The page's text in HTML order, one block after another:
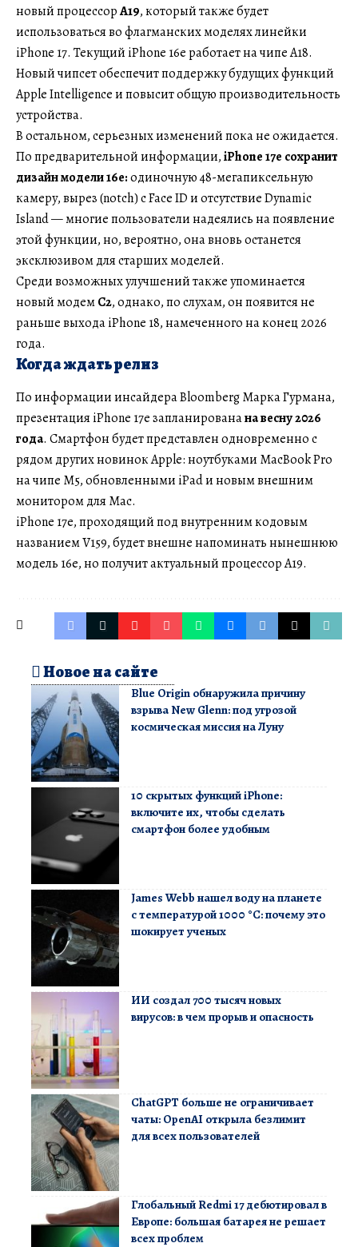
новый процессорA19, который также будет
использоваться во флагманских моделях линейки
iPhone 17. Текущий iPhone 16e работает на чипе A18.
Новый чипсет обеспечит поддержку будущих функций
Apple Intelligence и повысит общую производительность
устройства.
В остальном, серьезных изменений пока не ожидается.
По предварительной информации,iPhone 17e сохранит
дизайн модели 16e:одиночную 48-мегапиксельную
камеру, вырез (notch) с Face ID и отсутствие Dynamic
Island — многие пользователи надеялись на появление
этой функции, но, вероятно, она вновь останется
эксклюзивом для старших моделей.
Среди возможных улучшений также упоминается
новый модемC2, однако, по слухам, он появится не
раньше выхода iPhone 18, намеченного на конец 2026
года.
Когда ждать релиз
По информации инсайдера Bloomberg Марка Гурмана,
презентация iPhone 17e запланированана весну 2026
года. Смартфон будет представлен одновременно с
рядом других новинок Apple: ноутбуками MacBook Pro
на чипе M5, обновленными iPad и новым внешним
монитором для Mac.
iPhone 17e, проходящий под внутренним кодовым
названием V159, будет внешне напоминать нынешнюю
модель 16e, но получит актуальный процессор A19.
Новое на сайте
Blue Origin обнаружила причину
взрыва New Glenn: под угрозой
космическая миссия на Луну
10 скрытых функций iPhone:
включите их, чтобы сделать
смартфон более удобным
James Webb нашел воду на планете
с температурой 1000 °C: почему это
шокирует ученых
ИИ создал 700 тысяч новых
вирусов: в чем прорыв и опасность
ChatGPT больше не ограничивает
чаты: OpenAI открыла безлимит
для всех пользователей
Глобальный Redmi 17 дебютировал в
Европе: большая батарея не решает
всех проблем